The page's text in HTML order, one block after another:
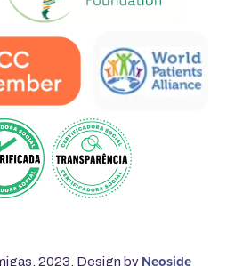
2023. Design by Neoside